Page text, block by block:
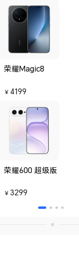
荣耀Magic8
￥ 4199
荣耀600 超级版
￥ 3299